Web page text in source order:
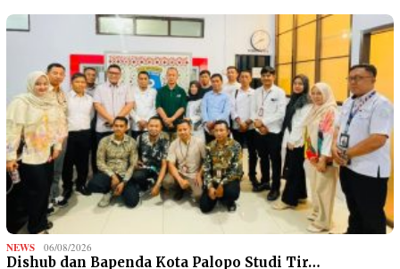
NEWS 06/08/2026
Dishub dan Bapenda Kota Palopo Studi Tir…